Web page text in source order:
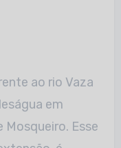
ao rio Vaza
em
Esse